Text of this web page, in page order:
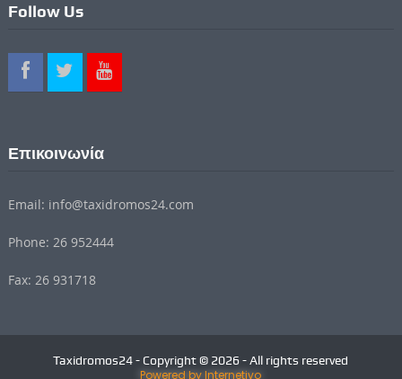
Follow Us
Επικοινωνία
Email: info@taxidromos24.com
Phone: 26 952444
Fax: 26 931718
Taxidromos24 - Copyright © 2026 - All rights reserved
Powered by Internetivo